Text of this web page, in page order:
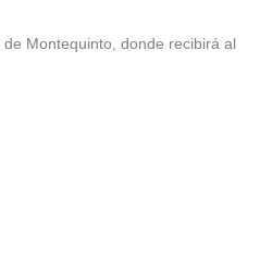
Montequinto, donde recibirá al